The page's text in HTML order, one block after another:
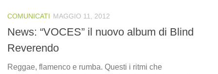
COMUNICATI MAGGIO 11, 2012
News: “VOCES” il nuovo album di Blind
Reverendo
Reggae, flamenco e rumba. Questi i ritmi che